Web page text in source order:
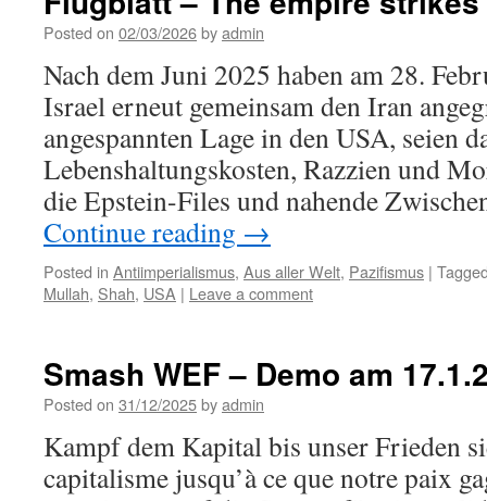
Posted on 02/03/2026byadmin
Nach dem Juni 2025 haben am 28.
Israel erneut gemeinsam den Iran
angespannten Lage in den USA, seien
Lebenshaltungskosten, Razzien und
die Epstein-Files und nahende
Continue reading →
Posted in Antiimperialismus, Aus aller Welt, Pazifismus |
Mullah, Shah, USA | Leave a comment
Smash WEF – Demo am
Posted on 31/12/2025byadmin
Kampf dem Kapital bis unser Frieden
capitalisme jusqu’à ce que notre paix